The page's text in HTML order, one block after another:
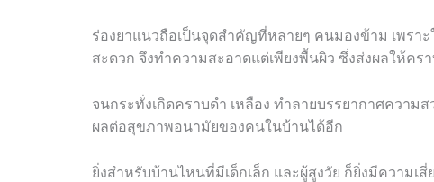
ร่องยาแนวถือเป็นจุดสำคัญที่หลายๆ คนมองข้าม เพรา
สะดวก จึงทำความสะอาดแต่เพียงพื้นผิว ซึ่งส่งผลให้คร
จนกระทั่งเกิดคราบดำ เหลือง ทำลายบรรยากาศความ
ผลต่อสุขภาพอนามัยของคนในบ้านได้อีก
ยิ่งสำหรับบ้านไหนที่มีเด็กเล็ก และผู้สูงวัย ก็ยิ่งมีความ